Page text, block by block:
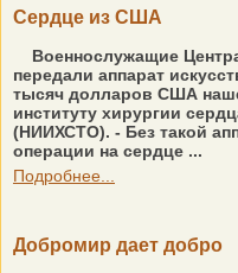
Сердце из США
Военнослужащие
передали аппарат
тысяч долларов США
институту хирургии
(НИИХСТО). - Без такой
операции на сердце ...
Подробнее...
Добромир дает добро